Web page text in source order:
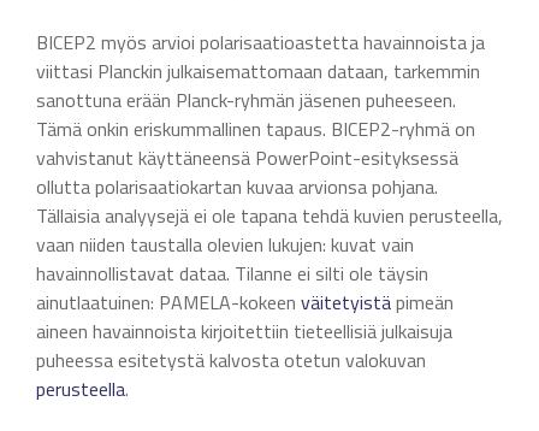
BICEP2 myös arvioi polarisaatioastetta havainnoista ja
viittasi Planckin julkaisemattomaan dataan, tarkemmin
sanottuna erään Planck-ryhmän jäsenen puheeseen.
Tämä onkin eriskummallinen tapaus. BICEP2-ryhmä on
vahvistanut käyttäneensä PowerPoint-esityksessä
ollutta polarisaatiokartan kuvaa arvionsa pohjana.
Tällaisia analyysejä ei ole tapana tehdä kuvien perusteella,
vaan niiden taustalla olevien lukujen: kuvat vain
havainnollistavat dataa. Tilanne ei silti ole täysin
ainutlaatuinen: PAMELA-kokeen väitetyistäpimeän
aineen havainnoista kirjoitettiin tieteellisiä julkaisuja
puheessa esitetystä kalvosta otetun valokuvan
perusteella.